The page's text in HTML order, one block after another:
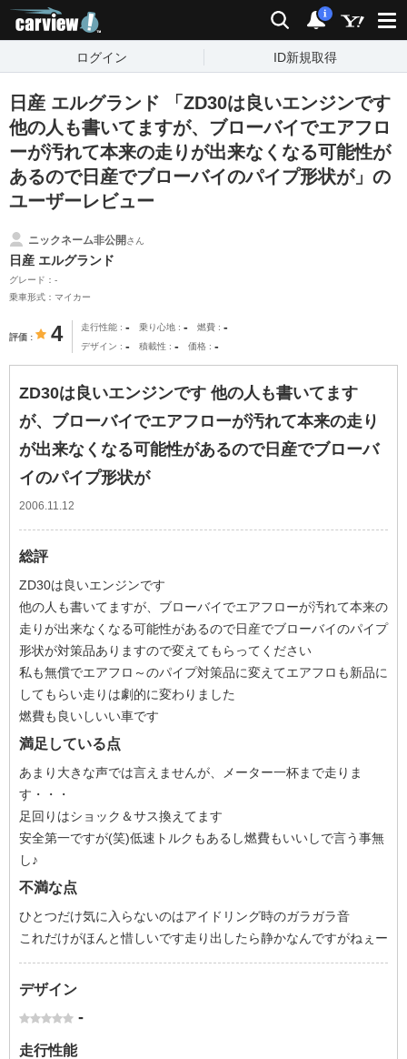
検索 通知
i
ログイン ID新規取得
日産 エルグランド 「ZD30は良いエンジンです
他の人も書いてますが、ブローバイでエアフロ
ーが汚れて本来の走りが出来なくなる可能性が
あるので日産でブローバイのパイプ形状が」の
ユーザーレビュー
ニックネーム非公開さん
日産 エルグランド
グレード：-
乗車形式：マイカー
評価 4 走行性能 - 乗り心地 - 燃費 -
デザイン - 積載性 - 価格 -
ZD30は良いエンジンです 他の人も書いてます
が、ブローバイでエアフローが汚れて本来の走り
が出来なくなる可能性があるので日産でブローバ
イのパイプ形状が
2006.11.12
総評
ZD30は良いエンジンです
他の人も書いてますが、ブローバイでエアフローが汚れて本来の
走りが出来なくなる可能性があるので日産でブローバイのパイプ
形状が対策品ありますので変えてもらってください
私も無償でエアフロ～のパイプ対策品に変えてエアフロも新品に
してもらい走りは劇的に変わりました
燃費も良いしいい車です
満足している点
あまり大きな声では言えませんが、メーター一杯まで走りま
す・・・
足回りはショック＆サス換えてます
安全第一ですが(笑)低速トルクもあるし燃費もいいしで言う事無
し♪
不満な点
ひとつだけ気に入らないのはアイドリング時のガラガラ音
これだけがほんと惜しいです走り出したら静かなんですがねぇー
デザイン
-
走行性能